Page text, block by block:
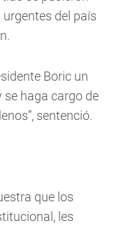
del país
Boric un
se haga cargo de
sentenció.
que los
les